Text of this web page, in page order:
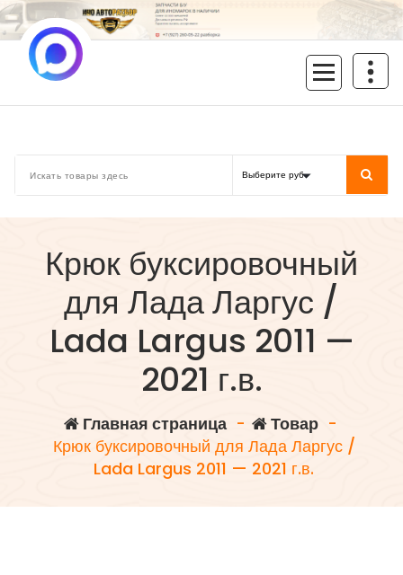
Перейти
к
содержимому
Крюк буксировочный
для Лада Ларгус /
Lada Largus 2011 —
2021 г.в.
Главная страница- Товар-
Крюк буксировочный для Лада Ларгус /
Lada Largus 2011 — 2021 г.в.